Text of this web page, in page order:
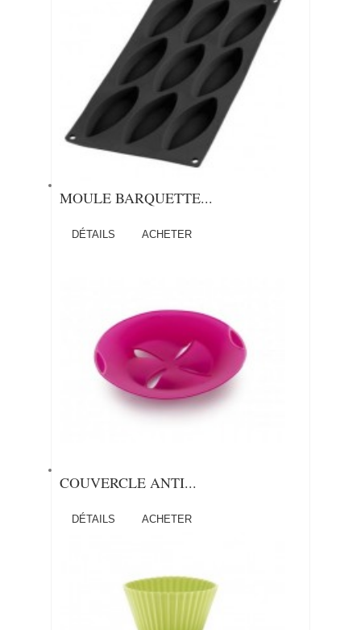
MOULE BARQUETTE...
DÉTAILS ACHETER
COUVERCLE ANTI...
DÉTAILS ACHETER